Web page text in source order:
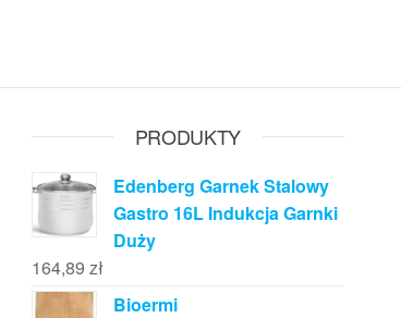
PRODUKTY
Edenberg Garnek Stalowy
Gastro 16L Indukcja Garnki
Duży
164,89 zł
Bioermi